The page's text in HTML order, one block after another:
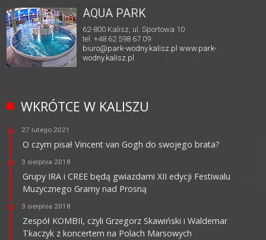
AQUA PARK
62-800 Kalisz, ul. Sportowa 10
tel. +48 62 598 67 09
biuro@park-wodny.kalisz.pl www.park-
wodny.kalisz.pl
WKRÓTCE W KALISZU
27 lutego 2021
O czym pisał Vincent van Gogh do swojego brata?
3 sierpnia 2018
Grupy IRA i CREE będą gwiazdami XII edycji Festiwalu
Muzycznego Gramy nad Prosną
3 sierpnia 2018
Zespół KOMBII, czyli Grzegorz Skawiński i Waldemar
Tkaczyk z koncertem na Polach Marsowych